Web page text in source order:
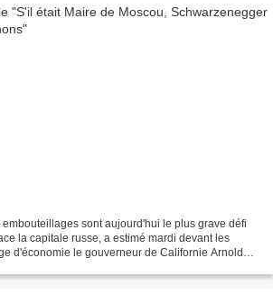
sont aujourd'hui le plus grave défi
la capitale russe, a estimé mardi devant les
d'économie le gouverneur de Californie Arnold